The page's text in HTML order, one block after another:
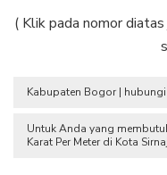
( Klik pada nomor
Kabupaten Bogor |
Untuk Anda yang
Karat Per Meter di Kota